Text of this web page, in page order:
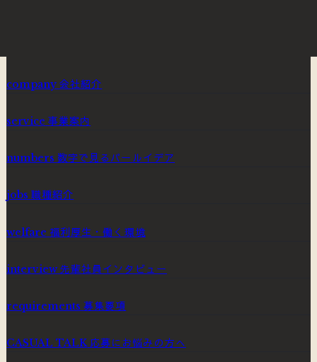
company 会社紹介
service 事業案内
numbers 数字で見るパールイデア
jobs 職種紹介
welfare 福利厚生・働く環境
interview 先輩社員インタビュー
requirements 募集要項
CASUAL TALK 応募にお悩みの方へ